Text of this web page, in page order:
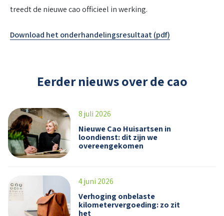
treedt de nieuwe cao officieel in werking.
Download het onderhandelingsresultaat (pdf)
Eerder nieuws over de cao
8 juli 2026
Nieuwe Cao Huisartsen in
loondienst: dit zijn we
overeengekomen
4 juni 2026
Verhoging onbelaste
kilometervergoeding: zo zit
het